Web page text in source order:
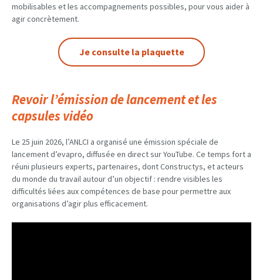
mobilisables et les accompagnements possibles, pour vous aider à
agir concrètement.
Je consulte la plaquette
Revoir l’émission de lancement et les
capsules vidéo
Le 25 juin 2026, l’ANLCI a organisé une émission spéciale de
lancement d’evapro, diffusée en direct sur YouTube. Ce temps fort a
réuni plusieurs experts, partenaires, dont Constructys, et acteurs
du monde du travail autour d’un objectif : rendre visibles les
difficultés liées aux compétences de base pour permettre aux
organisations d’agir plus efficacement.